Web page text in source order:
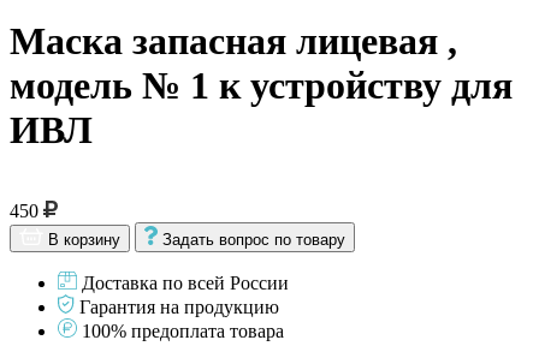
Маска запасная лицевая ,
модель № 1 к устройству для
ИВЛ
450
В корзину Задать вопрос по товару
Доставка по всей России
Гарантия на продукцию
100% предоплата товара